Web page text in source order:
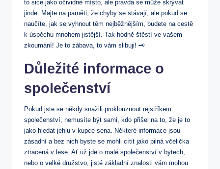
to sice ‌jako očividné místo, ale pravda se může skrývat‍
jinde. ​Majte na ⁣paměti, že chyby‍ se stávají, ale pokud ‍se
⁢naučíte, jak se‍ vyhnout těm nejběžnějším, budete na cestě
k⁢ úspěchu mnohem jistější. Tak⁢ hodně ​štěstí ve⁣ vašem
zkoumání! Je to zábava, ​to vám slibuji! 🗝️
Důležité informace o
společenství
Pokud jste⁣ se ‍někdy snažili proklouznout rejstříkem
‍společenství, ⁤nemusíte být sami, kdo přišel na to, že ⁢je to
jako hledat ‌jehlu v⁣ kupce sena. Některé ⁢informace jsou
zásadní⁤ a bez nich byste⁣ se mohli‌ cítit jako pilná včelička‌
ztracená v‍ lese. Ať už jde ⁣o malé společenství v bytech,
nebo o velké družstvo, jisté základní znalosti vám mohou